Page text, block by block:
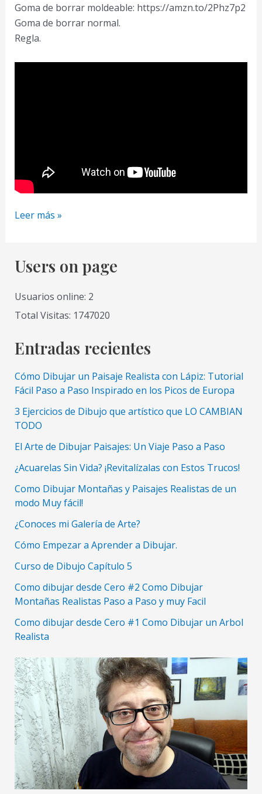
Goma de borrar moldeable: https://amzn.to/2Phz7p2
Goma de borrar normal.
Regla.
Como
Faro
en
Perspectiva
3
muy
y
Paso
a
Paso
Leer más »
Users on page
Usuarios online: 2
Total Visitas: 1747020
Entradas recientes
Cómo Dibujar un Paisaje Realista con Lápiz: Tutorial
Fácil Paso a Paso Inspirado en los Picos de Europa
3 Ejercicios de Dibujo que artístico que LO CAMBIAN
TODO
El Arte de Dibujar Paisajes: Un Viaje Paso a Paso
¿Acuarelas Sin Vida? ¡Revitalízalas con Estos Trucos!
Como Dibujar Montañas y Paisajes Realistas de un
modo Muy fácil!
¿Conoces mi Galería de Arte?
Cómo Empezar a Aprender a Dibujar.
Curso de Dibujo Capítulo 5
Como dibujar desde Cero #2 Como Dibujar
Montañas Realistas Paso a Paso y muy Facil
Como dibujar desde Cero #1 Como Dibujar un Arbol
Realista